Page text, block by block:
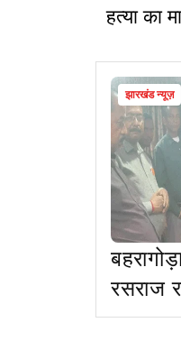
हत्या का
झारखंड न्यूज़
रसराज